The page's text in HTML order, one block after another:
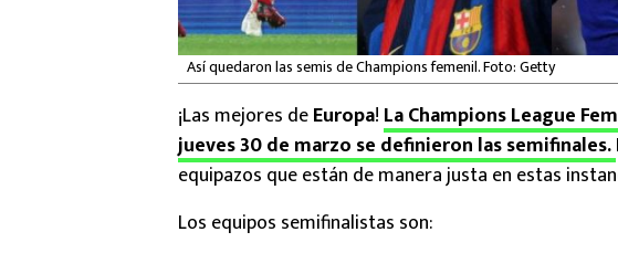
Así quedaron las semis de Champions femenil. Foto: Getty
¡Las mejores deEuropa! La Champions League
jueves 30 de marzo se definieron las semifinales.
equipazos que están de manera justa en estas
Los equipos semifinalistas son: